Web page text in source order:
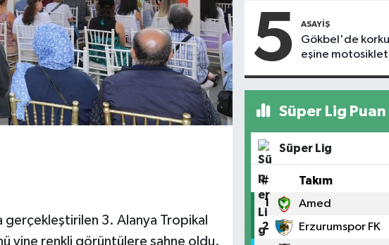
gerçekleştirilen 3. Alanya Tropikal
yine renkli görüntülere sahne oldu.
5 ASAYIŞ
Gökbel'de
eşine motosiklet
Süper Lig
Süper Lig
# Takım
1 Amed
2 Erzurumspor FK